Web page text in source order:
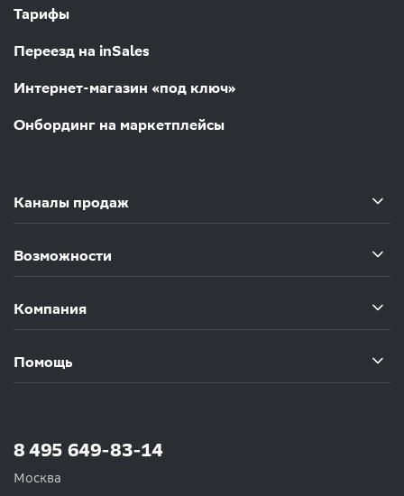
Тарифы
Переезд на inSales
Интернет-магазин «под ключ»
Онбординг на маркетплейсы
Каналы продаж
Возможности
Компания
Помощь
8 495 649-83-14
Москва